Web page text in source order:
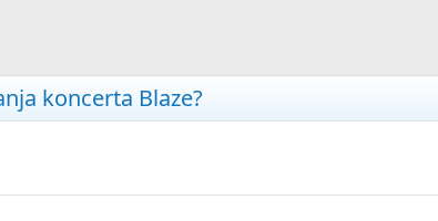
koncerta Blaze?